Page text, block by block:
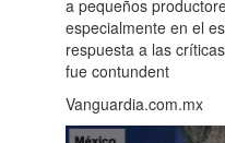
a pequeños
especialmente en el
respuesta a las
fue contundent
Vanguardia.com.mx